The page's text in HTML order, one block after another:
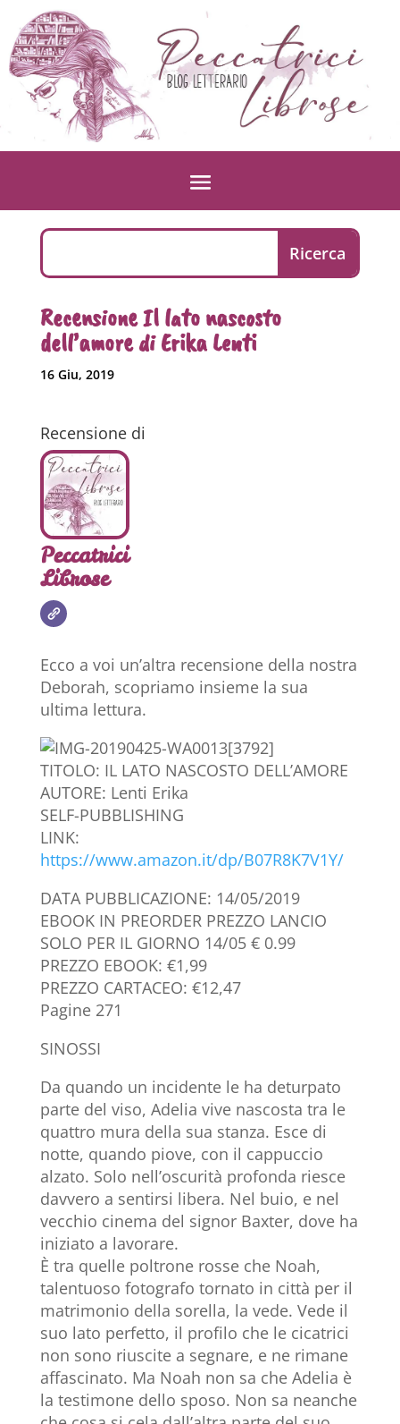
Recensione Il lato nascosto
dell’amore di Erika Lenti
16 Giu, 2019
Recensione di
Peccatrici
Librose
Ecco a voi un’altra recensione della nostra
Deborah, scopriamo insieme la sua
ultima lettura.
TITOLO: IL LATO NASCOSTO DELL’AMORE
AUTORE: Lenti Erika
SELF-PUBBLISHING
LINK:
https://www.amazon.it/dp/B07R8K7V1Y/
DATA PUBBLICAZIONE: 14/05/2019
EBOOK IN PREORDER PREZZO LANCIO
SOLO PER IL GIORNO 14/05 € 0.99
PREZZO EBOOK: €1,99
PREZZO CARTACEO: €12,47
Pagine 271
SINOSSI
Da quando un incidente le ha deturpato
parte del viso, Adelia vive nascosta tra le
quattro mura della sua stanza. Esce di
notte, quando piove, con il cappuccio
alzato. Solo nell’oscurità profonda riesce
davvero a sentirsi libera. Nel buio, e nel
vecchio cinema del signor Baxter, dove ha
iniziato a lavorare.
È tra quelle poltrone rosse che Noah,
talentuoso fotografo tornato in città per il
matrimonio della sorella, la vede. Vede il
suo lato perfetto, il profilo che le cicatrici
non sono riuscite a segnare, e ne rimane
affascinato. Ma Noah non sa che Adelia è
la testimone dello sposo. Non sa neanche